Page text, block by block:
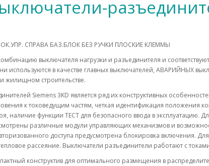
СПРАВА БАЗ.БЛОК БЕЗ РУЧКИ ПЛОСКИЕ КЛЕММЫ
выключателя нагрузки и разъединителя и
используются в качестве главных выключателей, АВАРИЙНЫХ
жилищном строительстве.
Siemens 3KD является ряд их конструктивных
к токоведущим частям, четкая идентификация положения
наличие функции ТЕСТ для безопасного ввода в эксплуатацию.
различные модули управляющих механизмов и
доступа предусмотрена блокировка включения.
рассеяние. Выключатели разъединители работают с
конструктив для оптимального размещения в